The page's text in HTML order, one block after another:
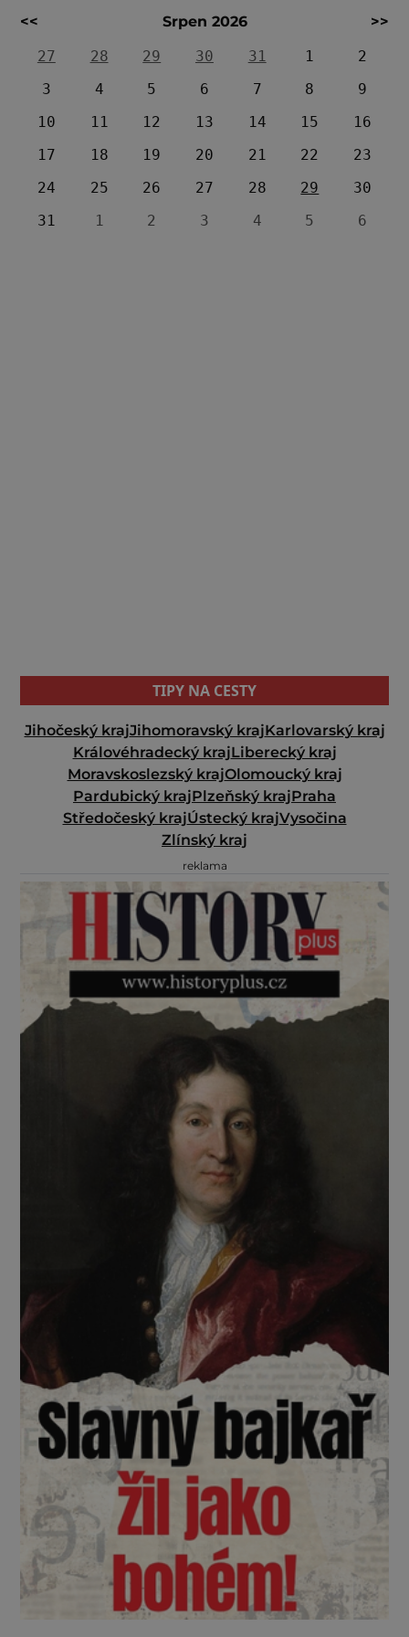
<< Srpen 2026
>>
27
28 29 30 31 1
2
3
4 5 6 7 8
9
10
11 12 13 14 15
16
17
18 19 20 21 22
23
24
25 26 27 28 29
30
31
1 2 3 4 5 6
TIPY NA CESTY
Jihočeský krajJihomoravský krajKarlovarský kraj
Královéhradecký krajLiberecký kraj
Moravskoslezský krajOlomoucký kraj
Pardubický krajPlzeňský krajPraha
Středočeský krajÚstecký krajVysočina
Zlínský kraj
reklama